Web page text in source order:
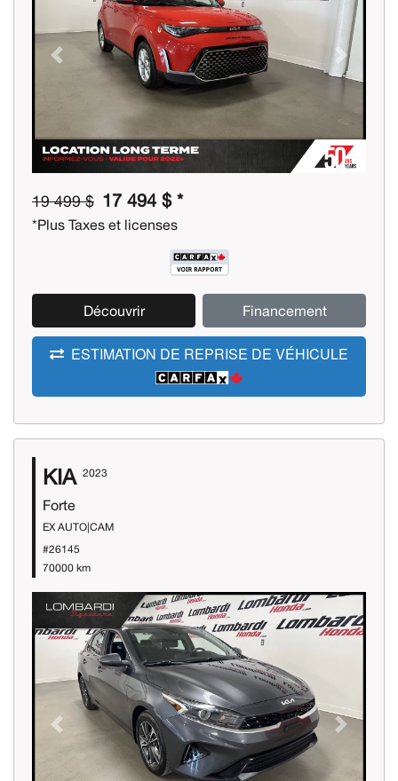
Previous Next
19 499 $ 17 494 $ *
*Plus Taxes et licenses
Découvrir Financement
ESTIMATION DE REPRISE DE VÉHICULE
KIA 2023
Forte
EX AUTO|CAM
#26145
70000 km
Previous Next